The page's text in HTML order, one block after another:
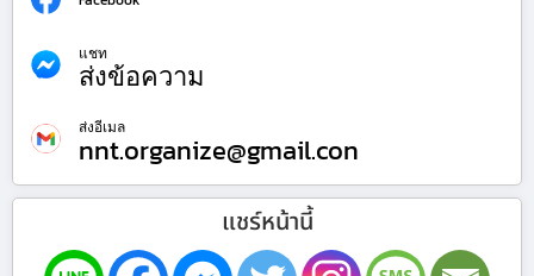
แชท
ส่งข้อความ
ส่งอีเมล
nnt.organize@gmail.con
แชร์หน้านี้